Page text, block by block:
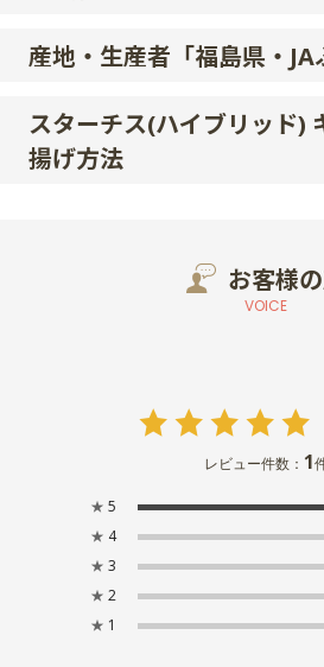
産地・生産者「福島県・JA
スターチス(ハイブリッド)
揚げ方法
お客様
VOICE
レビュー件数： 1
★ 5
★ 4
★ 3
★ 2
★ 1